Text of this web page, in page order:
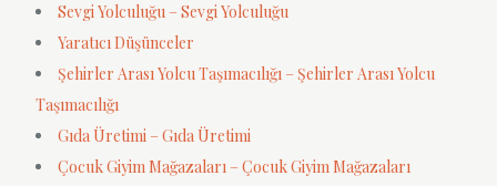
Sevgi Yolculuğu – Sevgi Yolculuğu
Yaratıcı Düşünceler
Şehirler Arası Yolcu Taşımacılığı – Şehirler Arası Yolcu
Taşımacılığı
Gıda Üretimi – Gıda Üretimi
Çocuk Giyim Mağazaları – Çocuk Giyim Mağazaları